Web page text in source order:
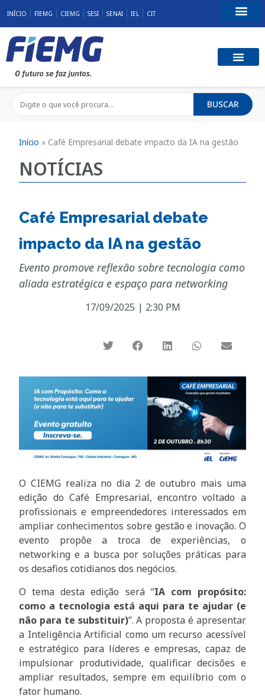
INÍCIO FIEMG CIEMG SESI SENAI IEL CIT
BUSCAR
Início » Café Empresarial debate impacto da IA na gestão
NOTÍCIAS
Café Empresarial debate
impacto da IA na gestão
Evento promove reflexão sobre tecnologia como
aliada estratégica e espaço para networking
17/09/2025 | 2:30 PM
O CIEMG realiza no dia 2 de outubro mais uma
edição do Café Empresarial, encontro voltado a
profissionais e empreendedores interessados em
ampliar conhecimentos sobre gestão e inovação. O
evento propõe a troca de experiências, o
networking e a busca por soluções práticas para
os desafios cotidianos dos negócios.
O tema desta edição será “IA com propósito:
como a tecnologia está aqui para te ajudar (e
não para te substituir)”. A proposta é apresentar
a Inteligência Artificial como um recurso acessível
e estratégico para líderes e empresas, capaz de
impulsionar produtividade, qualificar decisões e
ampliar resultados, sempre em equilíbrio com o
fator humano.